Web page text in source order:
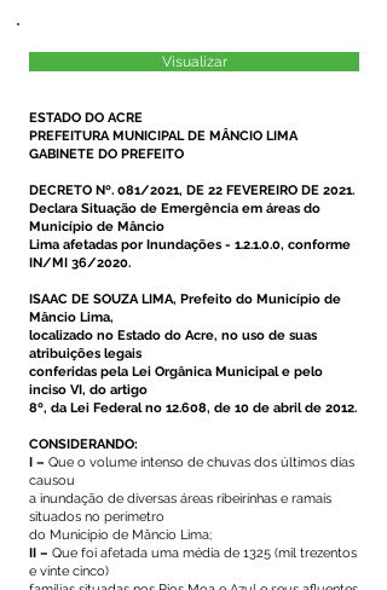
Visualizar
ESTADO DO ACRE
PREFEITURA MUNICIPAL DE MÂNCIO LIMA
GABINETE DO PREFEITO
DECRETO Nº. 081/2021, DE 22 FEVEREIRO DE 2021.
Declara Situação de Emergência em áreas do
Município de Mâncio
Lima afetadas por Inundações - 1.2.1.0.0, conforme
IN/MI 36/2020.
ISAAC DE SOUZA LIMA, Prefeito do Município de
Mâncio Lima,
localizado no Estado do Acre, no uso de suas
atribuições legais
conferidas pela Lei Orgânica Municipal e pelo
inciso VI, do artigo
8º, da Lei Federal no 12.608, de 10 de abril de 2012.
CONSIDERANDO:
I – Que o volume intenso de chuvas dos últimos dias
causou
a inundação de diversas áreas ribeirinhas e ramais
situados no perímetro
do Município de Mâncio Lima;
II – Que foi afetada uma média de 1325 (mil trezentos
e vinte cinco)